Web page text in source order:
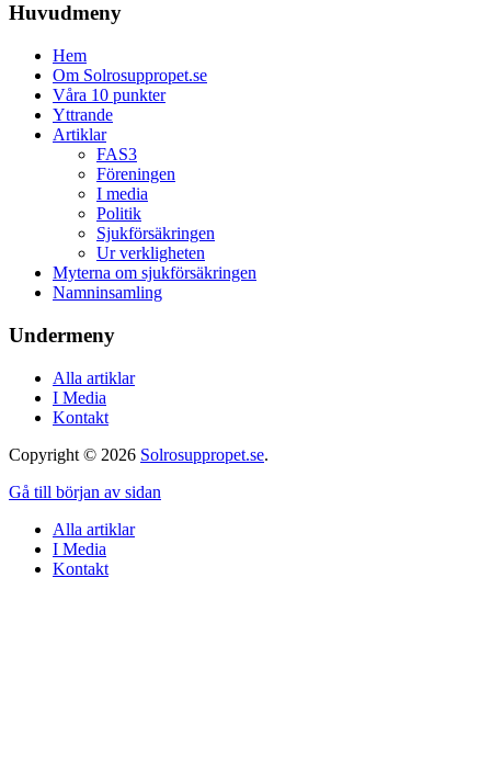
Huvudmeny
Hem
Om Solrosuppropet.se
Våra 10 punkter
Yttrande
Artiklar
FAS3
Föreningen
I media
Politik
Sjukförsäkringen
Ur verkligheten
Myterna om sjukförsäkringen
Namninsamling
Undermeny
Alla artiklar
I Media
Kontakt
Copyright © 2026 Solrosuppropet.se.
Gå till början av sidan
Alla artiklar
I Media
Kontakt